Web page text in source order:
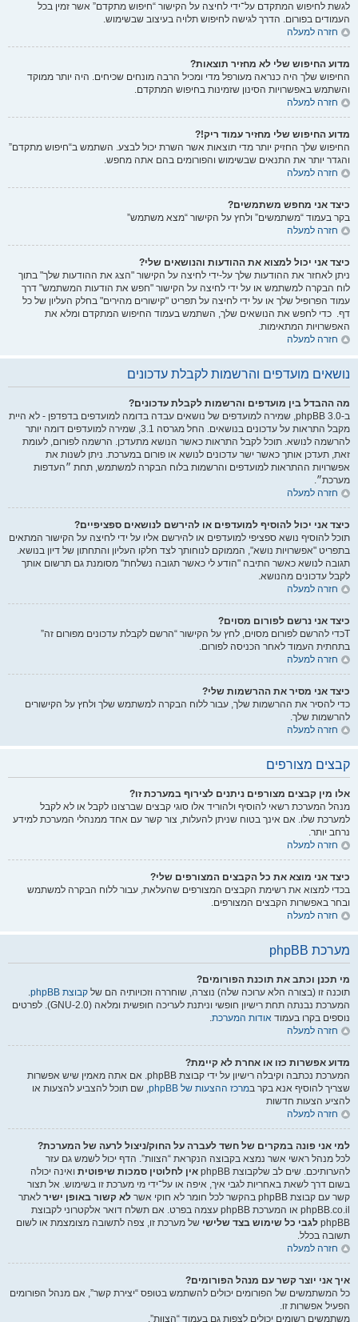
לגשת לחיפוש המתקדם על־ידי לחיצה על הקישור “חיפוש מתקדם” אשר זמין בכל
העמודים בפורום. הדרך לגישה לחיפוש תלויה בעיצוב שבשימוש.
חזרה למעלה
מדוע החיפוש שלי לא מחזיר תוצאות?
החיפוש שלך היה כנראה מעורפל מדי ומכיל הרבה מונחים שכיחים. היה יותר ממוקד
והשתמש באפשרויות הסינון שזמינות בחיפוש המתקדם.
חזרה למעלה
מדוע החיפוש שלי מחזיר עמוד ריק!?
החיפוש שלך החזיק יותר מדי תוצאות אשר השרת יכול לבצע. השתמש ב“חיפוש מתקדם”
והגדר יותר את התנאים שבשימוש והפורומים בהם אתה מחפש.
חזרה למעלה
כיצד אני מחפש משתמשים?
בקר בעמוד “משתמשים” ולחץ על הקישור “מצא משתמש”
חזרה למעלה
כיצד אני יכול למצוא את ההודעות והנושאים שלי?
ניתן לאחזר את ההודעות שלך על-ידי לחיצה על הקישור "הצג את ההודעות שלך" בתוך
לוח הבקרה למשתמש או על ידי לחיצה על הקישור "חפש את הודעות המשתמש" דרך
עמוד הפרופיל שלך או על ידי לחיצה על תפריט "קישורים מהירים" בחלק העליון של כל
דף. כדי לחפש את הנושאים שלך, השתמש בעמוד החיפוש המתקדם ומלא את
האפשרויות המתאימות.
חזרה למעלה
נושאים מועדפים והרשמות לקבלת עדכונים
מה ההבדל בין מועדפים והרשמות לקבלת עדכונים?
ב-phpBB 3.0, שמירה למועדפים של נושאים עבדה בדומה למועדפים בדפדפן - לא היית
מקבל התראות על עדכונים בנושאים. החל מגרסה 3.1, שמירה למועדפים דומה יותר
להרשמה לנושא. תוכל לקבל התראות כאשר הנושא מתעדכן. הרשמה לפורום, לעומת
זאת, תעדכן אותך כאשר ישר עדכונים לנושא או פורום במערכת. ניתן לשנות את
אפשרויות ההתראות למועדפים והרשמות בלוח הבקרה למשתמש, תחת ״העדפות
מערכת״.
חזרה למעלה
כיצד אני יכול להוסיף למועדפים או להירשם לנושאים ספציפיים?
תוכל להוסיף נושא ספציפי למועדפים או להירשם אליו על ידי לחיצה על הקישור המתאים
בתפריט "אפשרויות נושא", הממוקם לנוחותך לצד חלקו העליון והתחתון של דיון בנושא.
תגובה לנושא כאשר התיבה "הודע לי כאשר תגובה נשלחת" מסומנת גם תרשום אותך
לקבל עדכונים מהנושא.
חזרה למעלה
כיצד אני נרשם לפורום מסוים?
Tכדי להרשם לפורום מסוים, לחץ על הקישור “הרשם לקבלת עדכונים מפורום זה”
בתחתית העמוד לאחר הכניסה לפורום.
חזרה למעלה
כיצד אני מסיר את ההרשמות שלי?
כדי להסיר את ההרשמות שלך, עבור ללוח הבקרה למשתמש שלך ולחץ על הקישורים
להרשמות שלך.
חזרה למעלה
קבצים מצורפים
אלו מין קבצים מצורפים ניתנים לצירוף במערכת זו?
מנהל המערכת רשאי להוסיף ולהוריד אלו סוגי קבצים שברצונו לקבל או לא לקבל
למערכת שלו. אם אינך בטוח שניתן להעלות, צור קשר עם אחד ממנהלי המערכת למידע
נרחב יותר.
חזרה למעלה
כיצד אני מוצא את כל הקבצים המצורפים שלי?
בכדי למצוא את רשימת הקבצים המצורפים שהעלאת, עבור ללוח הבקרה למשתמש
ובחר באפשרות הקבצים המצורפים.
חזרה למעלה
מערכת phpBB
מי תכנן וכתב את תוכנת הפורומים?
תוכנה זו (בצורה הלא ערוכה שלה) נוצרה, שוחררה וזכויותיה הם של קבוצת phpBB
.
המערכת נבנתה תחת רישיון חופשי וניתנת לעריכה חופשית ומלאה (GNU-2.0). לפרטים
נוספים בקרו בעמוד אודות המערכת.
חזרה למעלה
מדוע אפשרות כזו או אחרת לא קיימת?
המערכת נכתבה וקיבלה רישיון על ידי קבוצת phpBB. אם אתה מאמין שיש אפשרות
שצריך להוסיף אנא בקר במרכז ההצעות של phpBB
, שם תוכל להצביע להצעות או
להציע הצעות חדשות
חזרה למעלה
למי אני פונה במקרים של חשד לעברה על החוק/ניצול לרעה של המערכת?
לכל מנהל ראשי אשר נמצא בקבוצה הנקראת “הצוות”. הדף יכול לשמש גם עזר
להערותיכם. שים לב שלקבוצת phpBB
אין לחלוטין סמכות שיפוטית ואינה יכולה
בשום דרך לשאת באחריות לגבי איך, איפה או על־ידי מי מערכת זו בשימוש. אל תצור
קשר עם קבוצת phpBB בהקשר לכל חומר לא חוקי אשר
לא קשור באופן ישיר לאתר
phpBB.co.il או המערכת phpBB עצמה בפרט. אם תשלח דואר אלקטרוני לקבוצת
phpBB לגבי כל שימוש בצד שלישי של מערכת זו, צפה לתשובה מצומצמת או לשום
תשובה בכלל.
חזרה למעלה
איך אני יוצר קשר עם מנהל הפורומים?
כל המשתמשים של הפורומים יכולים להשתמש בטופס “יצירת קשר”, אם מנהל הפורומים
הפעיל אפשרות זו.
משתמשים רשומים יכולים לצפות גם בעמוד “הצוות”.